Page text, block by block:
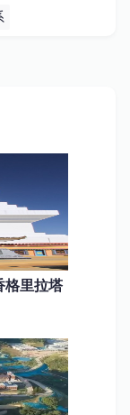
格里拉塔